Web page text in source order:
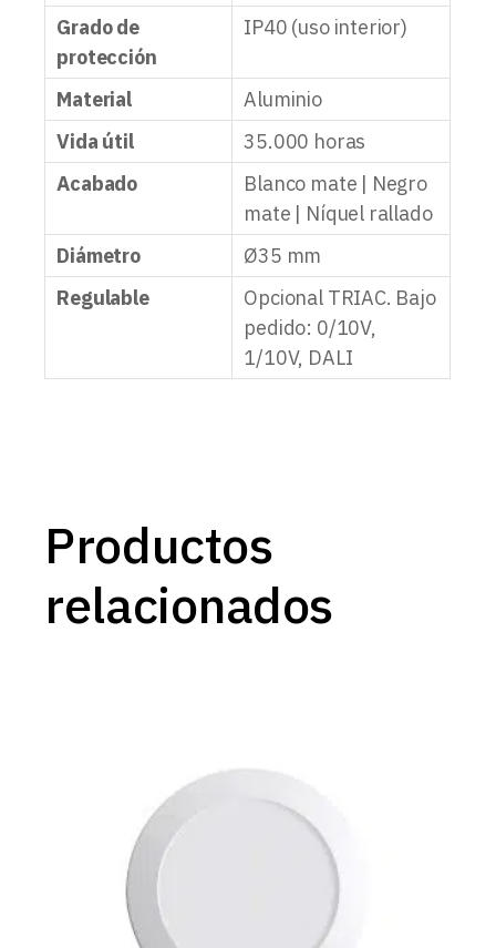
Grado de
protección
IP40 (uso interior)
Material
Aluminio
Vida útil
35.000 horas
Acabado
Blanco mate | Negro
mate | Níquel rallado
Diámetro
Ø35 mm
Regulable
Opcional TRIAC. Bajo
pedido: 0/10V,
1/10V, DALI
Productos
relacionados